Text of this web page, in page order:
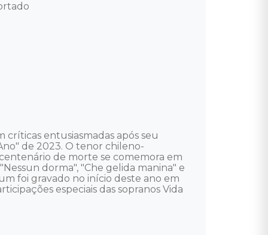
entusiasmadas após seu
de 2023. O tenor chileno-
de morte se comemora em
dorma", "Che gelida manina" e
foi gravado no início deste ano em
especiais das sopranos Vida